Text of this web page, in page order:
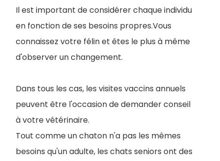
Il est important de considérer chaque individu
en fonction de ses besoins propres.Vous
connaissez votre félin et êtes le plus à même
d'observer un changement.
Dans tous les cas, les visites vaccins annuels
peuvent être l'occasion de demander conseil
à votre vétérinaire.
Tout comme un chaton n'a pas les mêmes
besoins qu'un adulte, les chats seniors ont des